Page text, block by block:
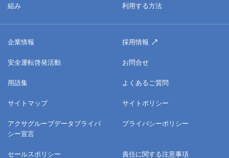
組み
利用する方法
企業情報 採用情報
安全運転啓発活動 お問合せ
用語集 よくあるご質問
サイトマップ サイトポリシー
アクサグループデータプライバ
シー宣言
プライバシーポリシー
セールスポリシー 責任に関する注意事項